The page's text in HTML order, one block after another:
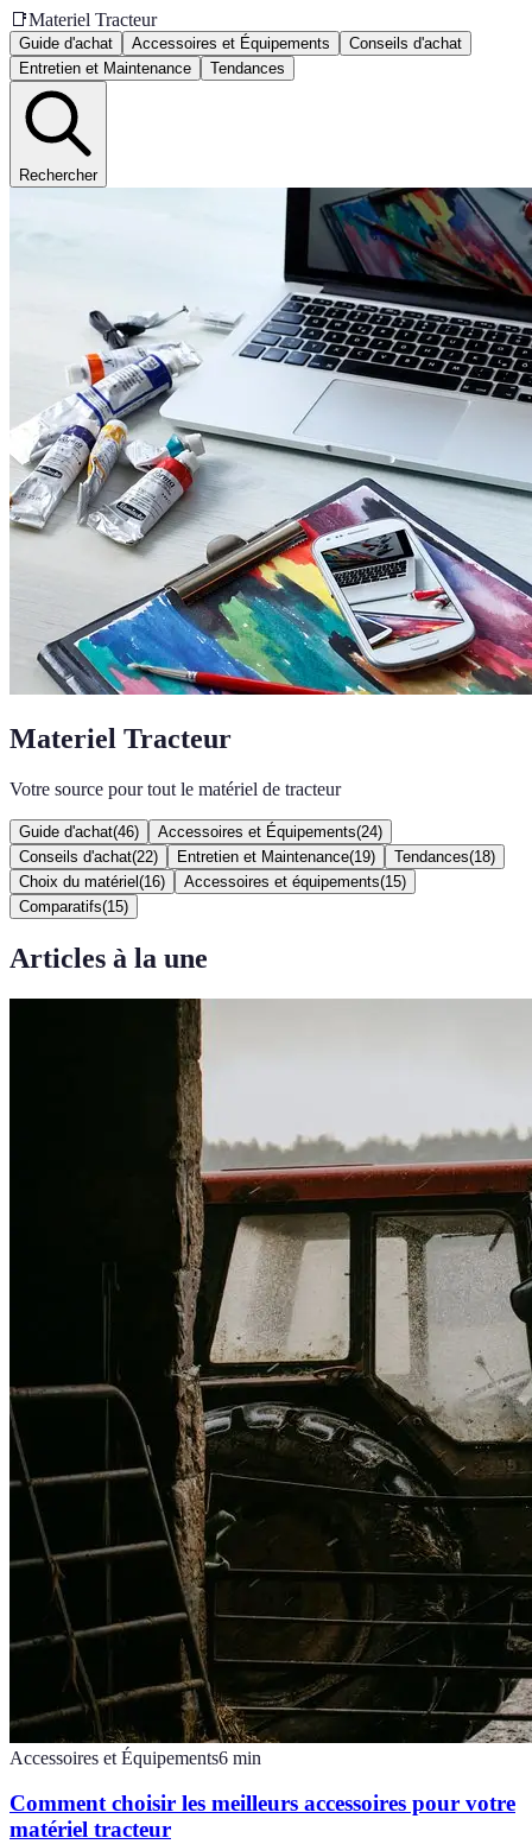
📑Materiel Tracteur
Guide d'achat Accessoires et Équipements
Conseils d'achat
Entretien et Maintenance
Tendances
Rechercher
Materiel Tracteur
Votre source pour tout le matériel de tracteur
Guide d'achat(46) Accessoires et Équipements(24)
Conseils d'achat(22) Entretien et Maintenance(19) Tendances(18)
Choix du matériel (16) Accessoires et équipements(15)
Comparatifs(15)
Articles à la une
Accessoires et Équipements6 min
Comment choisir les meilleurs accessoires pour votre
matériel tracteur